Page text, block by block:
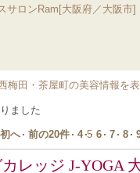
サロンRam[大阪府／大阪市]
梅田・茶屋町の美容情報を表
ました
へ 前の20件 4 5 6 7 8
レッジ J-YOGA